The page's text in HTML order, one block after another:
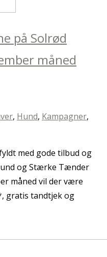
på Solrød
måned
, Hund, Kampagner,
med gode tilbud og
og Stærke Tænder
måned vil der være
gratis tandtjek og